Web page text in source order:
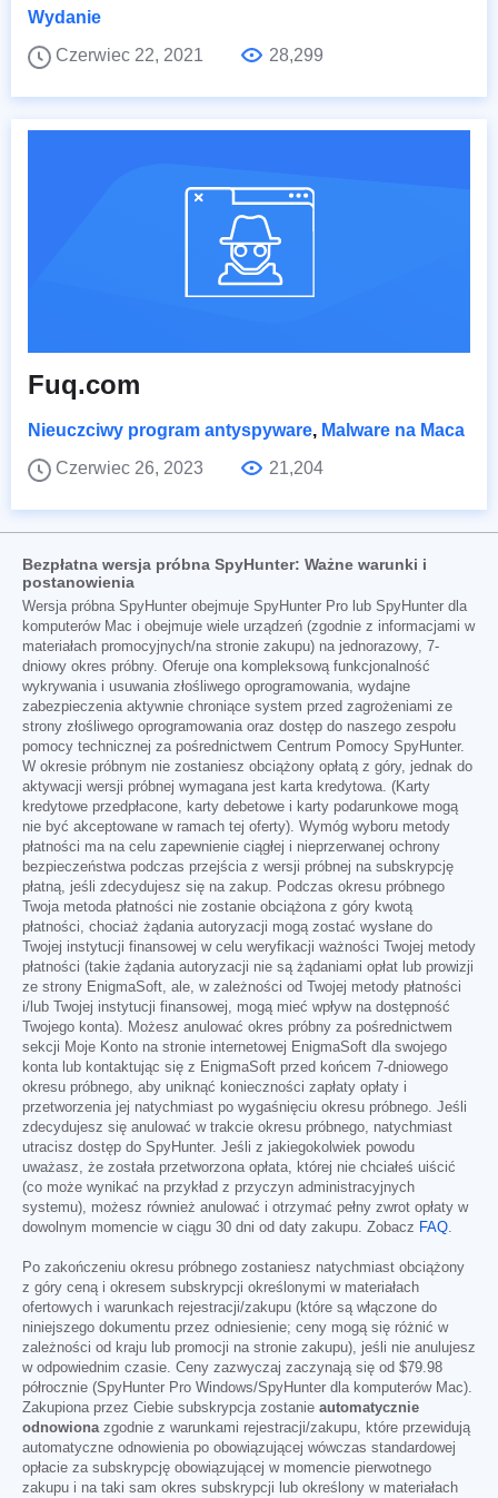
Wydanie
Czerwiec 22, 2021
28,299
Fuq.com
Nieuczciwy program antyspyware, Malware na Maca
Czerwiec 26, 2023
21,204
Bezpłatna wersja próbna SpyHunter: Ważne warunki i
postanowienia
Wersja próbna SpyHunter obejmuje SpyHunter Pro lub SpyHunter dla
komputerów Mac i obejmuje wiele urządzeń (zgodnie z informacjami w
materiałach promocyjnych/na stronie zakupu) na jednorazowy, 7-
dniowy okres próbny. Oferuje ona kompleksową funkcjonalność
wykrywania i usuwania złośliwego oprogramowania, wydajne
zabezpieczenia aktywnie chroniące system przed zagrożeniami ze
strony złośliwego oprogramowania oraz dostęp do naszego zespołu
pomocy technicznej za pośrednictwem Centrum Pomocy SpyHunter.
W okresie próbnym nie zostaniesz obciążony opłatą z góry, jednak do
aktywacji wersji próbnej wymagana jest karta kredytowa. (Karty
kredytowe przedpłacone, karty debetowe i karty podarunkowe mogą
nie być akceptowane w ramach tej oferty). Wymóg wyboru metody
płatności ma na celu zapewnienie ciągłej i nieprzerwanej ochrony
bezpieczeństwa podczas przejścia z wersji próbnej na subskrypcję
płatną, jeśli zdecydujesz się na zakup. Podczas okresu próbnego
Twoja metoda płatności nie zostanie obciążona z góry kwotą
płatności, chociaż żądania autoryzacji mogą zostać wysłane do
Twojej instytucji finansowej w celu weryfikacji ważności Twojej metody
płatności (takie żądania autoryzacji nie są żądaniami opłat lub prowizji
ze strony EnigmaSoft, ale, w zależności od Twojej metody płatności
i/lub Twojej instytucji finansowej, mogą mieć wpływ na dostępność
Twojego konta). Możesz anulować okres próbny za pośrednictwem
sekcji Moje Konto na stronie internetowej EnigmaSoft dla swojego
konta lub kontaktując się z EnigmaSoft przed końcem 7-dniowego
okresu próbnego, aby uniknąć konieczności zapłaty opłaty i
przetworzenia jej natychmiast po wygaśnięciu okresu próbnego. Jeśli
zdecydujesz się anulować w trakcie okresu próbnego, natychmiast
utracisz dostęp do SpyHunter. Jeśli z jakiegokolwiek powodu
uważasz, że została przetworzona opłata, której nie chciałeś uiścić
(co może wynikać na przykład z przyczyn administracyjnych
systemu), możesz również anulować i otrzymać pełny zwrot opłaty w
dowolnym momencie w ciągu 30 dni od daty zakupu. Zobacz FAQ.
Po zakończeniu okresu próbnego zostaniesz natychmiast obciążony
z góry ceną i okresem subskrypcji określonymi w materiałach
ofertowych i warunkach rejestracji/zakupu (które są włączone do
niniejszego dokumentu przez odniesienie; ceny mogą się różnić w
zależności od kraju lub promocji na stronie zakupu), jeśli nie anulujesz
w odpowiednim czasie. Ceny zazwyczaj zaczynają się od $79.98
półrocznie (SpyHunter Pro Windows/SpyHunter dla komputerów Mac).
Zakupiona przez Ciebie subskrypcja zostanie automatycznie
odnowionazgodnie z warunkami rejestracji/zakupu, które przewidują
automatyczne odnowienia po obowiązującej wówczas standardowej
opłacie za subskrypcję obowiązującej w momencie pierwotnego
zakupu i na taki sam okres subskrypcji lub określony w materiałach